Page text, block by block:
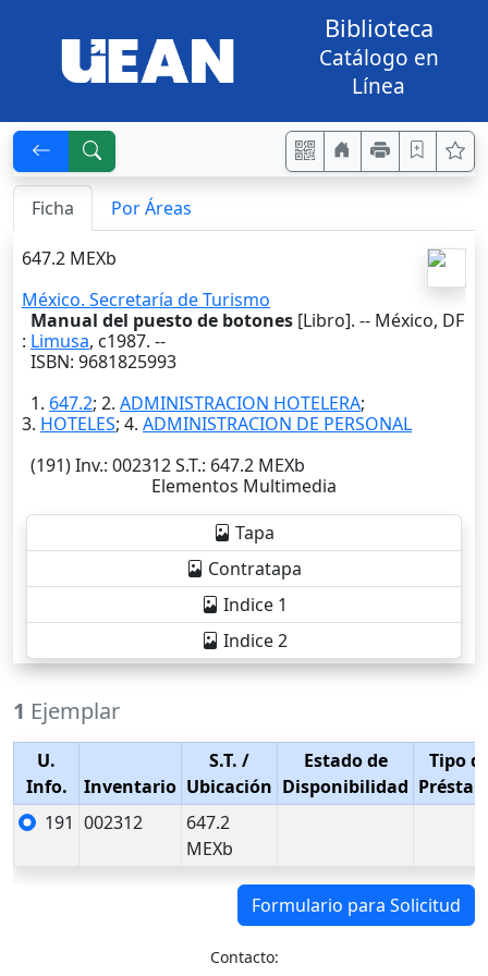
Biblioteca
Catálogo en
Línea
Ficha Por Áreas
647.2 MEXb
México. Secretaría de Turismo
Manual del puesto de botones [Libro]. -- México, DF
: Limusa, c1987. --
ISBN: 9681825993
1. 647.2; 2. ADMINISTRACION HOTELERA;
3. HOTELES; 4. ADMINISTRACION DE PERSONAL
(191)Inv.: 002312S.T.: 647.2 MEXb
Elementos Multimedia
Tapa
Contratapa
Indice 1
Indice 2
1 Ejemplar
U.
Info.
Inventario
S.T. /
Ubicación
Estado de
Disponibilidad
Tipo
191 002312
647.2
MEXb
Formulario para Solicitud
Contacto: